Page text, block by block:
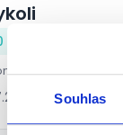
Souhlas
- 250 Kč/
Group s.r.o. •